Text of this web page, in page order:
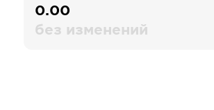
0.00
без изменений